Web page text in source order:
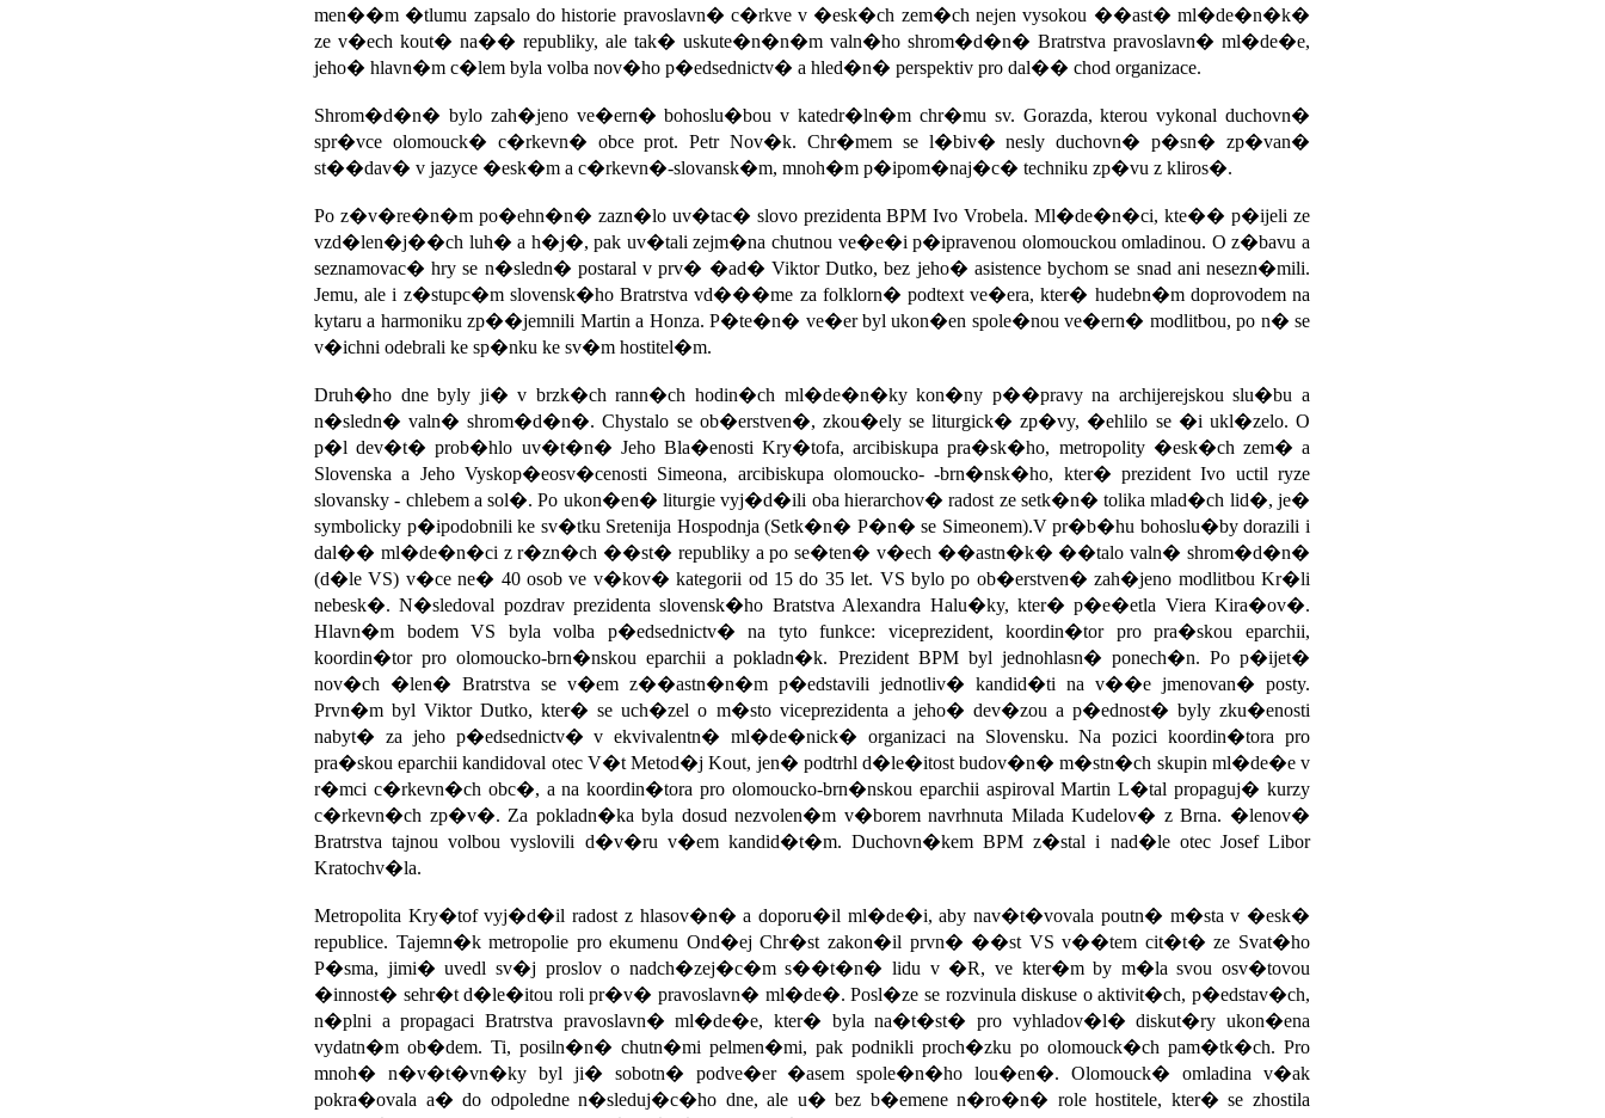
men��m �tlumu zapsalo do historie pravoslavn� c�rkve v �esk�ch zem�ch nejen vysokou ��ast� ml�de�n�k�
ze v�ech kout� na�� republiky, ale tak� uskute�n�n�m valn�ho shrom�d�n� Bratrstva pravoslavn� ml�de�e,
jeho� hlavn�m c�lem byla volba nov�ho p�edsednictv� a hled�n� perspektiv pro dal�� chod organizace.
Shrom�d�n� bylo zah�jeno ve�ern� bohoslu�bou v katedr�ln�m chr�mu sv. Gorazda, kterou vykonal duchovn�
spr�vce olomouck� c�rkevn� obce prot. Petr Nov�k. Chr�mem se l�biv� nesly duchovn� p�sn� zp�van�
st��dav� v jazyce �esk�m a c�rkevn�-slovansk�m, mnoh�m p�ipom�naj�c� techniku zp�vu z kliros�.
Po z�v�re�n�m po�ehn�n� zazn�lo uv�tac� slovo prezidenta BPM Ivo Vrobela. Ml�de�n�ci, kte�� p�ijeli ze
vzd�len�j��ch luh� a h�j�, pak uv�tali zejm�na chutnou ve�e�i p�ipravenou olomouckou omladinou. O z�bavu a
seznamovac� hry se n�sledn� postaral v prv� �ad� Viktor Dutko, bez jeho� asistence bychom se snad ani nesezn�mili.
Jemu, ale i z�stupc�m slovensk�ho Bratrstva vd���me za folklorn� podtext ve�era, kter� hudebn�m doprovodem na
kytaru a harmoniku zp��jemnili Martin a Honza. P�te�n� ve�er byl ukon�en spole�nou ve�ern� modlitbou, po n� se
v�ichni odebrali ke sp�nku ke sv�m hostitel�m.
Druh�ho dne byly ji� v brzk�ch rann�ch hodin�ch ml�de�n�ky kon�ny p��pravy na archijerejskou slu�bu a
n�sledn� valn� shrom�d�n�. Chystalo se ob�erstven�, zkou�ely se liturgick� zp�vy, �ehlilo se �i ukl�zelo. O
p�l dev�t� prob�hlo uv�t�n� Jeho Bla�enosti Kry�tofa, arcibiskupa pra�sk�ho, metropolity �esk�ch zem� a
Slovenska a Jeho Vyskop�eosv�cenosti Simeona, arcibiskupa olomoucko- -brn�nsk�ho, kter� prezident Ivo uctil ryze
slovansky - chlebem a sol�. Po ukon�en� liturgie vyj�d�ili oba hierarchov� radost ze setk�n� tolika mlad�ch lid�, je�
symbolicky p�ipodobnili ke sv�tku Sretenija Hospodnja (Setk�n� P�n� se Simeonem).V pr�b�hu bohoslu�by dorazili i
dal�� ml�de�n�ci z r�zn�ch ��st� republiky a po se�ten� v�ech ��astn�k� ��talo valn� shrom�d�n�
(d�le VS) v�ce ne� 40 osob ve v�kov� kategorii od 15 do 35 let. VS bylo po ob�erstven� zah�jeno modlitbou Kr�li
nebesk�. N�sledoval pozdrav prezidenta slovensk�ho Bratstva Alexandra Halu�ky, kter� p�e�etla Viera Kira�ov�.
Hlavn�m bodem VS byla volba p�edsednictv� na tyto funkce: viceprezident, koordin�tor pro pra�skou eparchii,
koordin�tor pro olomoucko-brn�nskou eparchii a pokladn�k. Prezident BPM byl jednohlasn� ponech�n. Po p�ijet�
nov�ch �len� Bratrstva se v�em z��astn�n�m p�edstavili jednotliv� kandid�ti na v��e jmenovan� posty.
Prvn�m byl Viktor Dutko, kter� se uch�zel o m�sto viceprezidenta a jeho� dev�zou a p�ednost� byly zku�enosti
nabyt� za jeho p�edsednictv� v ekvivalentn� ml�de�nick� organizaci na Slovensku. Na pozici koordin�tora pro
pra�skou eparchii kandidoval otec V�t Metod�j Kout, jen� podtrhl d�le�itost budov�n� m�stn�ch skupin ml�de�e v
r�mci c�rkevn�ch obc�, a na koordin�tora pro olomoucko-brn�nskou eparchii aspiroval Martin L�tal propaguj� kurzy
c�rkevn�ch zp�v�. Za pokladn�ka byla dosud nezvolen�m v�borem navrhnuta Milada Kudelov� z Brna. �lenov�
Bratrstva tajnou volbou vyslovili d�v�ru v�em kandid�t�m. Duchovn�kem BPM z�stal i nad�le otec Josef Libor
Kratochv�la.
Metropolita Kry�tof vyj�d�il radost z hlasov�n� a doporu�il ml�de�i, aby nav�t�vovala poutn� m�sta v �esk�
republice. Tajemn�k metropolie pro ekumenu Ond�ej Chr�st zakon�il prvn� ��st VS v��tem cit�t� ze Svat�ho
P�sma, jimi� uvedl sv�j proslov o nadch�zej�c�m s��t�n� lidu v �R, ve kter�m by m�la svou osv�tovou
�innost� sehr�t d�le�itou roli pr�v� pravoslavn� ml�de�. Posl�ze se rozvinula diskuse o aktivit�ch, p�edstav�ch,
n�plni a propagaci Bratrstva pravoslavn� ml�de�e, kter� byla na�t�st� pro vyhladov�l� diskut�ry ukon�ena
vydatn�m ob�dem. Ti, posiln�n� chutn�mi pelmen�mi, pak podnikli proch�zku po olomouck�ch pam�tk�ch. Pro
mnoh� n�v�t�vn�ky byl ji� sobotn� podve�er �asem spole�n�ho lou�en�. Olomouck� omladina v�ak
pokra�ovala a� do odpoledne n�sleduj�c�ho dne, ale u� bez b�emene n�ro�n� role hostitele, kter� se zhostila